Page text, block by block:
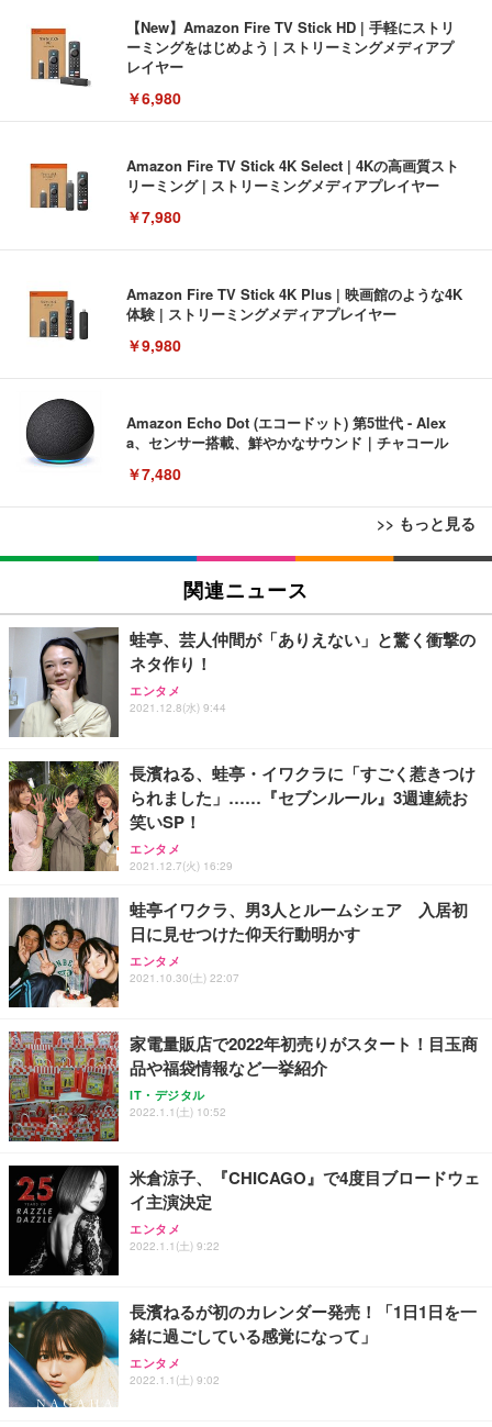
【New】Amazon Fire TV Stick HD | 手軽にストリ
ーミングをはじめよう | ストリーミングメディアプ
レイヤー
￥6,980
Amazon Fire TV Stick 4K Select | 4Kの高画質スト
リーミング | ストリーミングメディアプレイヤー
￥7,980
Amazon Fire TV Stick 4K Plus | 映画館のような4K
体験 | ストリーミングメディアプレイヤー
￥9,980
Amazon Echo Dot (エコードット) 第5世代 - Alex
a、センサー搭載、鮮やかなサウンド｜チャコール
￥7,480
>> もっと見る
[EdoErgo] オフィスチェア 椅子 テレワーク 疲れな
い 跳ね上げ式アームレスト コンパクト 約105度ロッ
キング pc 事務椅子 360度回転 座面昇降 強化ナイロ
ン樹脂ベース 通気性メッシュ 在宅ワーク H-WY01
(黒網+黒枠+黒足)
￥5,699
SIHOO B100 オフィスチェア／デスクチェア メッシ
Sezlife オフィスチェア デスクチェア 疲れない テレ
ワーク チェア 強化バックレスト 30度ロッキング機
能 人間工学 椅子 腰サポート 90度跳ね上げ式アーム
ョン PCチェア 通気性メッシュ ゲーミング/勉強/事
務用 おしゃれ パソコンチェア (ブラック)
Sezlife オフィスチェア デスクチェア 疲れない テレ
ワーク チェア 強化バックレスト 30度ロッキング機
ョン PCチェア 通気性メッシュ ゲーミング/勉強/事
務用 おしゃれ パソコンチェア (ホワイト)
ANDWINT オフィスチェア デスクチェア 肘なし メ
ッシュ 通気性 ランバーサポート付き 腰サポート ガ
ス圧無段階昇降 360度回転 キャスター付き コンパク
EIZO ビジネス向けプレミアムモニター | FlexScan
EV3240X-WT | 31.5型4K UHD・USB Type-C・ホワ
￥105,595
EIZO ビジネス向けプレミアムモニター | FlexScan
EV2740X-WT | 27.0型4K UHD・USB Type-C・ホワ
￥109,572
【純正品】27"ゲーミングモニター DualSense 充電
フック付き（CFI-ZDM1J）
【整備済み品】Dell E2724HS 27インチ 液晶モニタ
ー フルHD（1920×1080）VA 非光沢 HDMI/DisplayP
【MiniLED/24.5inch/280Hz/FHD】GRAPHT THE S
HOOTER Gaming Monitor 24” Essential ゲーミン
グモニター QD 24.5インチ 1ms FHD 量子ドット 残
Amazonベーシック ペットシーツ 薄型 レギュラー 1
回使い捨て 無香料 ホワイト 300枚
￥3,373
Amazonベーシック ペットシーツ 厚型 ワイド 42枚
ネオ・ルーライフ ネオ・オムツ L 中型犬用 26枚入
り 単品
Smart Basic(スマートベーシック) 【Amazon.co.jp
限定】 Smart Basic アイリスオーヤマ ペットシーツ
アイリスオーヤマ ペットシーツ 超厚型 お徳用 レギ
ュラー 200枚入【Amazon.co.jp限定】
関連ニュース
蛙亭、芸人仲間が「ありえない」と驚く衝撃の
ネタ作り！
エンタメ
2021.12.8(水) 9:44
長濱ねる、蛙亭・イワクラに「すごく惹きつけ
られました」……『セブンルール』3週連続お
笑いSP！
エンタメ
2021.12.7(火) 16:29
蛙亭イワクラ、男3人とルームシェア 入居初
日に見せつけた仰天行動明かす
エンタメ
2021.10.30(土) 22:07
家電量販店で2022年初売りがスタート！目玉商
品や福袋情報など一挙紹介
IT・デジタル
2022.1.1(土) 10:52
米倉涼子、『CHICAGO』で4度目ブロードウェ
イ主演決定
エンタメ
2022.1.1(土) 9:22
長濱ねるが初のカレンダー発売！「1日1日を一
緒に過ごしている感覚になって」
エンタメ
2022.1.1(土) 9:02